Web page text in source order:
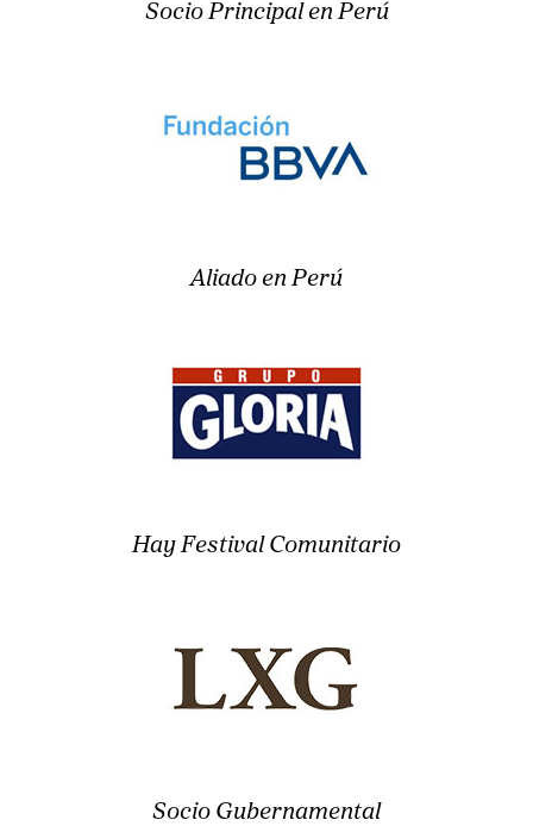
Socio Principal en Perú
Aliado en Perú
Hay Festival Comunitario
Socio Gubernamental